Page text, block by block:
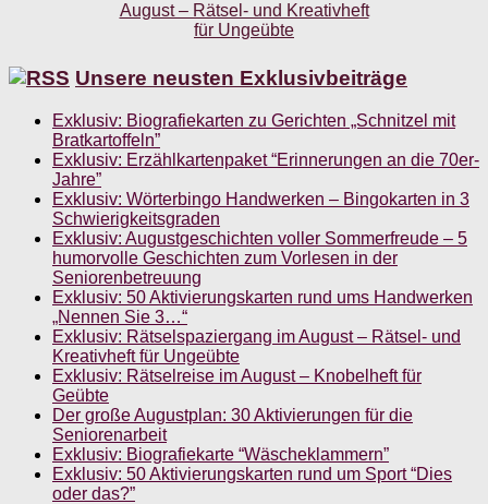
Unsere neusten Exklusivbeiträge
Exklusiv: Biografiekarten zu Gerichten „Schnitzel mit
Bratkartoffeln”
Exklusiv: Erzählkartenpaket “Erinnerungen an die 70er-
Jahre”
Exklusiv: Wörterbingo Handwerken – Bingokarten in 3
Schwierigkeitsgraden
Exklusiv: Augustgeschichten voller Sommerfreude – 5
humorvolle Geschichten zum Vorlesen in der
Seniorenbetreuung
Exklusiv: 50 Aktivierungskarten rund ums Handwerken
„Nennen Sie 3…“
Exklusiv: Rätselspaziergang im August – Rätsel- und
Kreativheft für Ungeübte
Exklusiv: Rätselreise im August – Knobelheft für
Geübte
Der große Augustplan: 30 Aktivierungen für die
Seniorenarbeit
Exklusiv: Biografiekarte “Wäscheklammern”
Exklusiv: 50 Aktivierungskarten rund um Sport “Dies
oder das?”